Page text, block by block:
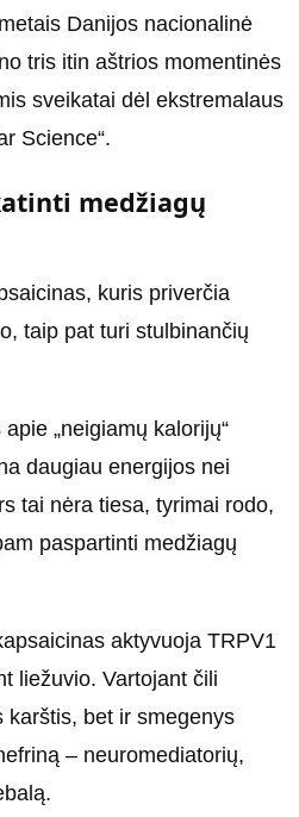
Danijos nacionalinė
tris itin aštrios momentinės
sveikatai dėl ekstremalaus
Science“.
medžiagų
kuris priverčia
taip pat turi stulbinančių
„neigiamų kalorijų“
daugiau energijos nei
tai nėra tiesa, tyrimai rodo,
paspartinti medžiagų
aktyvuoja TRPV1
liežuvio. Vartojant čili
karštis, bet ir smegenys
– neuromediatorių,